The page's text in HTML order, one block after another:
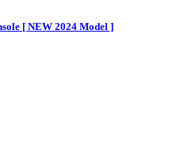
[ NEW 2024 Model ]